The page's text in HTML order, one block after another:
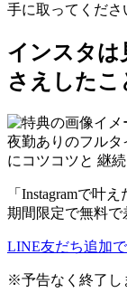
手に取ってくださ
インスタは
さえしたこ
夜勤ありのフルタ
にコツコツと 継
「Instagramで叶
期間限定で無料で
LINE友だち追加で
※予告なく終了し